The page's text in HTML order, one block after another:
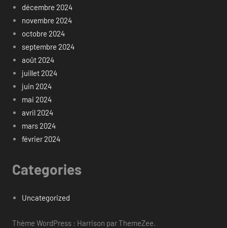
décembre 2024
novembre 2024
octobre 2024
septembre 2024
août 2024
juillet 2024
juin 2024
mai 2024
avril 2024
mars 2024
février 2024
Categories
Uncategorized
Thème WordPress : Harrison par ThemeZee.